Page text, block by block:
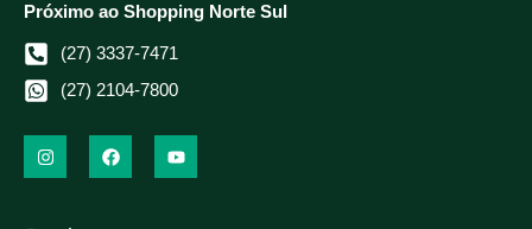
Próximo ao Shopping Norte Sul
(27) 3337-7471
(27) 2104-7800